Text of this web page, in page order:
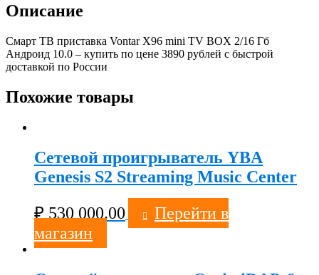
Описание
Смарт ТВ приставка Vontar X96 mini TV BOX 2/16 Гб
Андроид 10.0 – купить по цене 3890 рублей с быстрой
доставкой по России
Похожие товары
Сетевой проигрыватель YBA
Genesis S2 Streaming Music Center
₽530 000.00
Перейти в
магазин